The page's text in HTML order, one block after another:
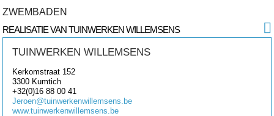
ZWEMBADEN
REALISATIE VAN TUINWERKEN WILLEMSENS
TUINWERKEN WILLEMSENS
Kerkomstraat 152
3300 Kumtich
+32(0)16 88 00 41
Jeroen@tuinwerkenwillemsens.be
www.tuinwerkenwillemsens.be